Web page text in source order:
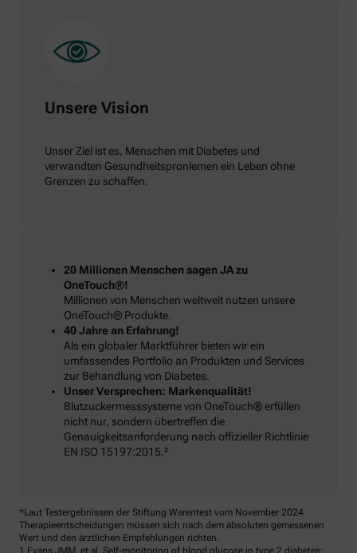
Unsere Vision
Unser Ziel ist es, Menschen mit Diabetes und
verwandten Gesundheitspronlemen ein Leben ohne
Grenzen zu schaffen.
20 Millionen Menschen sagen JA zu
OneTouch®!
Millionen von Menschen weltweit nutzen unsere
OneTouch® Produkte.
40 Jahre an Erfahrung!
Als ein globaler Marktführer bieten wir ein
umfassendes Portfolio an Produkten und Services
zur Behandlung von Diabetes.
Unser Versprechen: Markenqualität!
Blutzuckermesssysteme von OneTouch® erfüllen
nicht nur, sondern übertreffen die
Genauigkeitsanforderung nach offizieller Richtlinie
EN ISO 15197:2015.²
*Laut Testergebnissen der Stiftung Warentest vom November 2024
Therapieentscheidungen müssen sich nach dem absoluten gemessenen
Wert und den ärztlichen Empfehlungen richten.
1 Evans JMM, et al. Self-monitoring of blood glucose in type 2 diabetes: